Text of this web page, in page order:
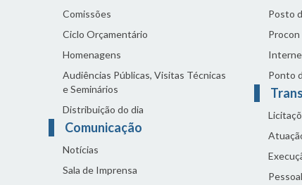
Comissões
Ciclo Orçamentário
Homenagens
Audiências Públicas, Visitas Técnicas
e Seminários
Distribuição do dia
Comunicação
Notícias
Sala de Imprensa
Posto
Procon
Ponto
Pessoal